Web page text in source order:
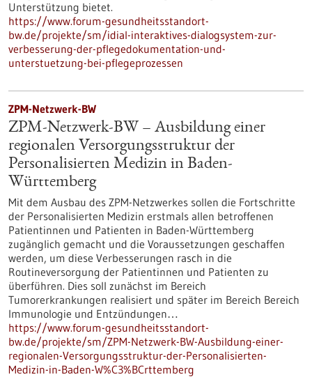
Unterstützung bietet.
https://www.forum-gesundheitsstandort-
bw.de/projekte/sm/idial-interaktives-dialogsystem-zur-
verbesserung-der-pflegedokumentation-und-
unterstuetzung-bei-pflegeprozessen
ZPM-Netzwerk-BW
ZPM-Netzwerk-BW – Ausbildung einer
regionalen Versorgungsstruktur der
Personalisierten Medizin in Baden-
Württemberg
Mit dem Ausbau des ZPM-Netzwerkes sollen die Fortschritte
der Personalisierten Medizin erstmals allen betroffenen
Patientinnen und Patienten in Baden-Württemberg
zugänglich gemacht und die Voraussetzungen geschaffen
werden, um diese Verbesserungen rasch in die
Routineversorgung der Patientinnen und Patienten zu
überführen. Dies soll zunächst im Bereich
Tumorerkrankungen realisiert und später im Bereich Bereich
Immunologie und Entzündungen…
https://www.forum-gesundheitsstandort-
bw.de/projekte/sm/ZPM-Netzwerk-BW-Ausbildung-einer-
regionalen-Versorgungsstruktur-der-Personalisierten-
Medizin-in-Baden-W%C3%BCrttemberg